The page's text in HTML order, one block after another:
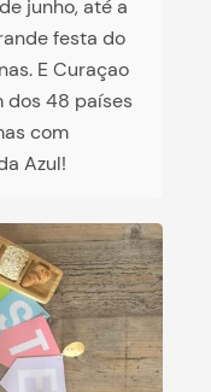
junho, até a
festa do
E Curaçao
dos 48 países
com
Azul!